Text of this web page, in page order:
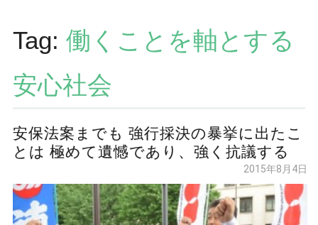
Tag: 働くことを軸とする
安心社会
安保法案までも 強行採決の暴挙に出たこ
とは 極めて遺憾であり、強く抗議する
2015年8月4日